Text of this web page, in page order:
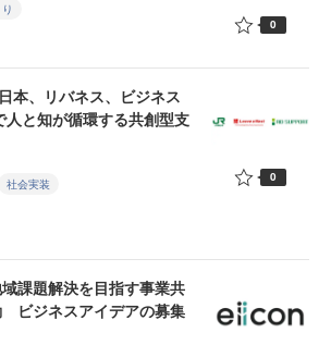
0
本、リバネス、ビジネス
と知が循環する共創型支
社会実装 0
課題解決を目指す事業共
ビジネスアイデアの募集